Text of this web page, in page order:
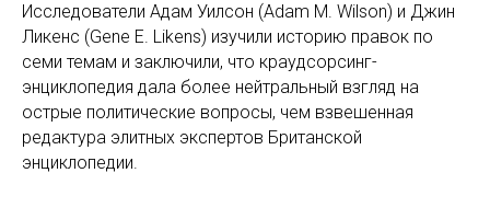
Исследователи Адам Уилсон (Adam M. Wilson) и Джин
Ликенс (Gene E. Likens) изучили историю правок по
семи темам и заключили, что краудсорсинг-
энциклопедия дала более нейтральный взгляд на
острые политические вопросы, чем взвешенная
редактура элитных экспертов Британской
энциклопедии.